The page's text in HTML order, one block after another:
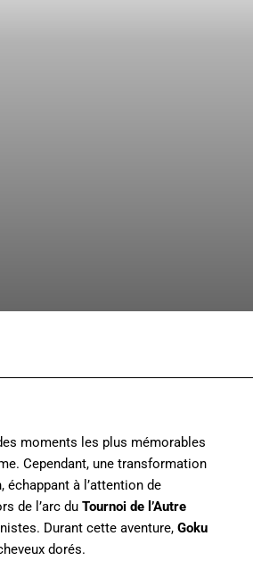
moments les plus mémorables
Cependant, une transformation
à l’attention de
de l’arc du Tournoi de l’Autre
Durant cette aventure, Goku
dorés.